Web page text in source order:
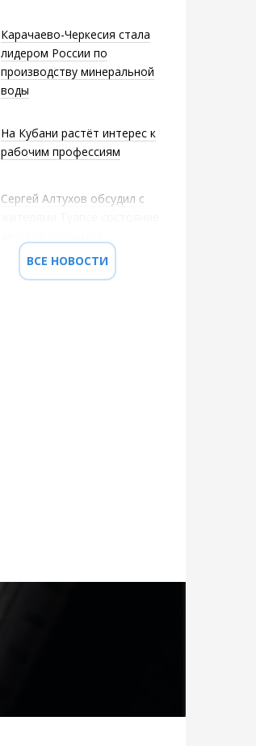
Карачаево-Черкесия стала
лидером России по
производству минеральной
воды
На Кубани растёт интерес к
рабочим профессиям
Сергей Алтухов обсудил с
ВСЕ НОВОСТИ